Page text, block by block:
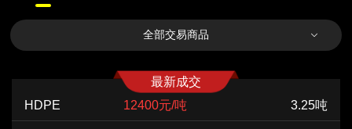
全部交易商品
最新成交
HDPE
12400元/吨 3.25吨